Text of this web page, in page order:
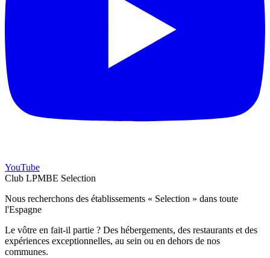
YouTube
Club LPMBE Selection
Nous recherchons des établissements « Selection » dans toute
l'Espagne
Le vôtre en fait-il partie ? Des hébergements, des restaurants et des
expériences exceptionnelles, au sein ou en dehors de nos
communes.